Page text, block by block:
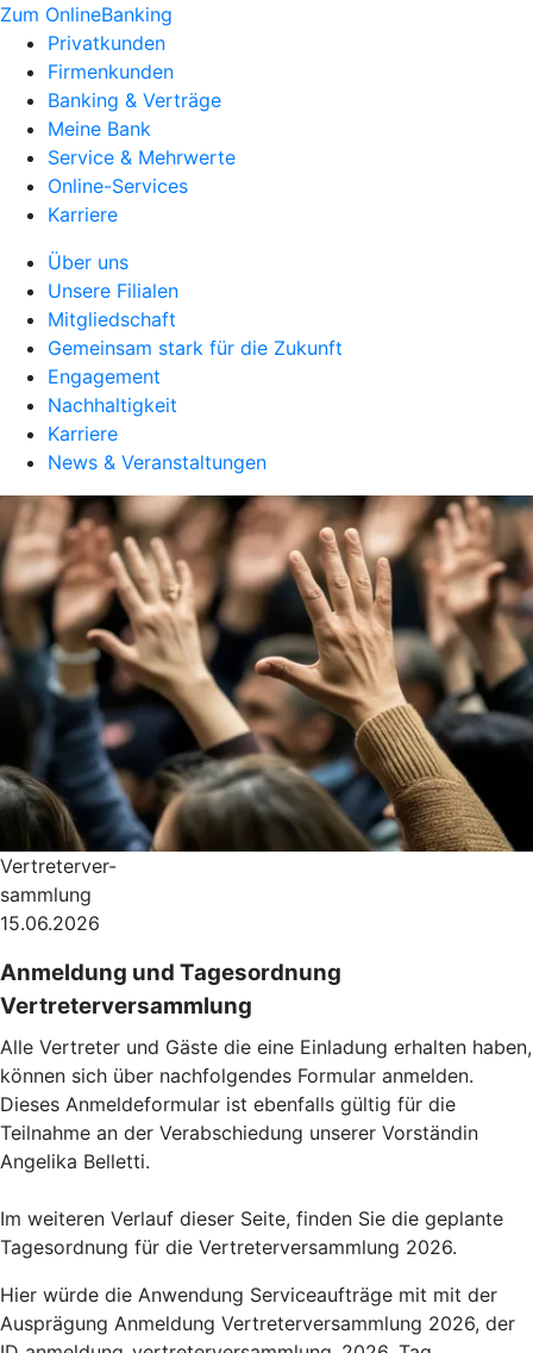
Zum OnlineBanking
Privatkunden
Firmenkunden
Banking & Verträge
Meine Bank
Service & Mehrwerte
Online-Services
Karriere
Über uns
Unsere Filialen
Mitgliedschaft
Gemeinsam stark für die Zukunft
Engagement
Nachhaltigkeit
Karriere
News & Veranstaltungen
Vertreterver-
sammlung
15.06.2026
Anmeldung und Tagesordnung
Vertreterversammlung
Alle Vertreter und Gäste die eine Einladung erhalten haben,
können sich über nachfolgendes Formular anmelden.
Dieses Anmeldeformular ist ebenfalls gültig für die
Teilnahme an der Verabschiedung unserer Vorständin
Angelika Belletti.
Im weiteren Verlauf dieser Seite, finden Sie die geplante
Tagesordnung für die Vertreterversammlung 2026.
Hier würde die Anwendung Serviceaufträge mit mit der
Ausprägung Anmeldung Vertreterversammlung 2026, der